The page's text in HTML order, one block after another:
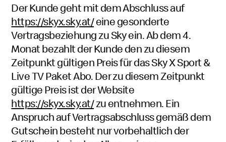
Der Kunde geht mit dem Abschluss auf
https://skyx.sky.at/eine gesonderte
Vertragsbeziehung zu Sky ein. Ab dem 4.
Monat bezahlt der Kunde den zu diesem
Zeitpunkt gültigen Preis für das Sky X Sport &
Live TV Paket Abo. Der zu diesem Zeitpunkt
gültige Preis ist der Website
https://skyx.sky.at/zu entnehmen. Ein
Anspruch auf Vertragsabschluss gemäß dem
Gutschein besteht nur vorbehaltlich der